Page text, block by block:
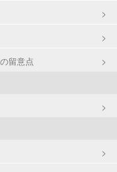
留意点